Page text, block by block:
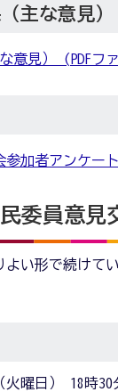
主な意見）
意見） (PDFフ
参加者アンケー
委員意見
い形で続けて
火曜日） 18時